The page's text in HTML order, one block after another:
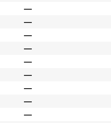
―
―
―
―
―
―
―
―
―